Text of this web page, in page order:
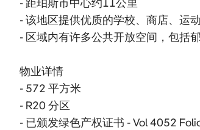
- 距珀斯市中心约11公里
- 该地区提供优质的学校、商店、运
- 区域内有许多公共开放空间，包括
物业详情
- 572 平方米
- R20 分区
- 已颁发绿色产权证书 - Vol 4052